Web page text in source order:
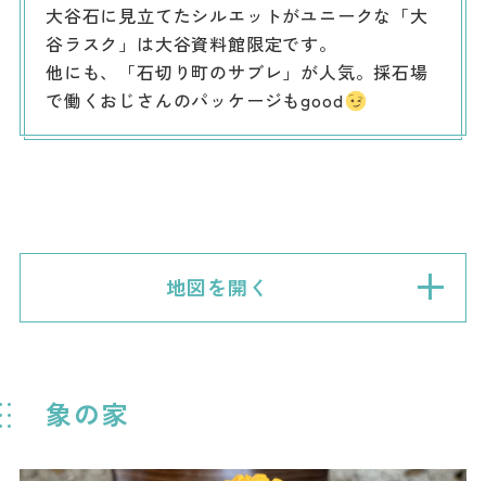
大谷石に見立てたシルエットがユニークな「大
谷ラスク」は大谷資料館限定です。
他にも、「石切り町のサブレ」が人気。採石場
で働くおじさんのパッケージもgood
地図を開く
象の家